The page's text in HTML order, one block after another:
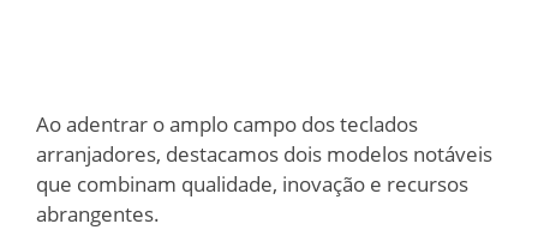
Ao adentrar o amplo campo dos teclados
arranjadores, destacamos dois modelos notáveis
que combinam qualidade, inovação e recursos
abrangentes.